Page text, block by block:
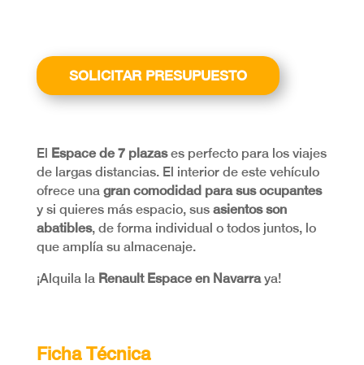
SOLICITAR PRESUPUESTO
El Espace de 7 plazases perfecto para los viajes
de largas distancias. El interior de este vehículo
ofrece una gran comodidad para sus ocupantes
y si quieres más espacio, susasientos son
abatibles, de forma individual o todos juntos, lo
que amplía su almacenaje.
¡Alquila la Renault Espace en Navarraya!
Ficha Técnica